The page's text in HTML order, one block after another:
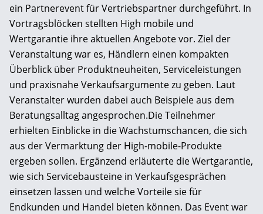
ein Partnerevent für Vertriebspartner durchgeführt. In
Vortragsblöcken stellten High mobile und
Wertgarantie ihre aktuellen Angebote vor. Ziel der
Veranstaltung war es, Händlern einen kompakten
Überblick über Produktneuheiten, Serviceleistungen
und praxisnahe Verkaufsargumente zu geben. Laut
Veranstalter wurden dabei auch Beispiele aus dem
Beratungsalltag angesprochen.Die Teilnehmer
erhielten Einblicke in die Wachstumschancen, die sich
aus der Vermarktung der High-mobile-Produkte
ergeben sollen. Ergänzend erläuterte die Wertgarantie,
wie sich Servicebausteine in Verkaufsgesprächen
einsetzen lassen und welche Vorteile sie für
Endkunden und Handel bieten können. Das Event war